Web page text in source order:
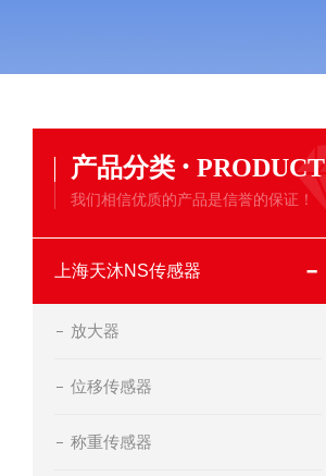
产品分类 · PRODUCT
我们相信优质的产品是信誉的保证！
上海天沐NS传感器
放大器
位移传感器
称重传感器